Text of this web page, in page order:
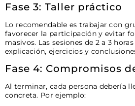
Fase 3: Taller práctico
Lo recomendable es trabajar con
favorecer la participación y evitar
masivos. Las sesiones de 2 a 3
explicación, ejercicios y
Fase 4: Compromisos
Al terminar, cada persona debería
concreta. Por ejemplo: